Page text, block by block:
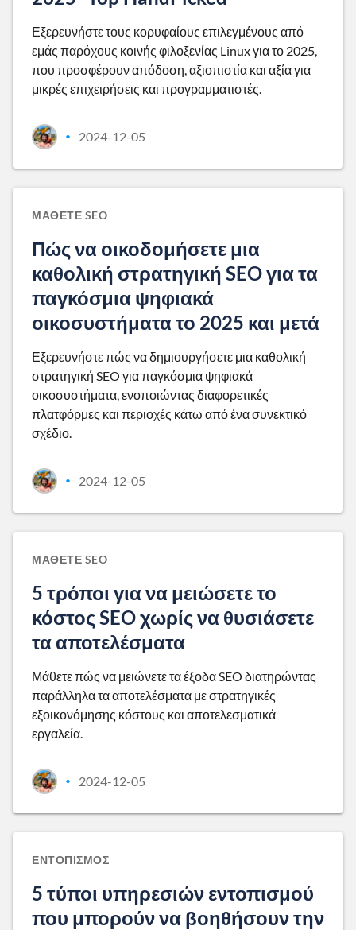
Εξερευνήστε τους κορυφαίους επιλεγμένους από
εμάς παρόχους κοινής φιλοξενίας Linux για το 2025,
που προσφέρουν απόδοση, αξιοπιστία και αξία για
μικρές επιχειρήσεις και προγραμματιστές.
• 2024-12-05
ΜΆΘΕΤΕ SEO
Πώς να οικοδομήσετε μια
καθολική στρατηγική SEO για τα
παγκόσμια ψηφιακά
οικοσυστήματα το 2025 και μετά
Εξερευνήστε πώς να δημιουργήσετε μια καθολική
στρατηγική SEO για παγκόσμια ψηφιακά
οικοσυστήματα, ενοποιώντας διαφορετικές
πλατφόρμες και περιοχές κάτω από ένα συνεκτικό
σχέδιο.
• 2024-12-05
ΜΆΘΕΤΕ SEO
5 τρόποι για να μειώσετε το
κόστος SEO χωρίς να θυσιάσετε
τα αποτελέσματα
Μάθετε πώς να μειώνετε τα έξοδα SEO διατηρώντας
παράλληλα τα αποτελέσματα με στρατηγικές
εξοικονόμησης κόστους και αποτελεσματικά
εργαλεία.
• 2024-12-05
ΕΝΤΟΠΙΣΜΌΣ
5 τύποι υπηρεσιών εντοπισμού
που μπορούν να βοηθήσουν την